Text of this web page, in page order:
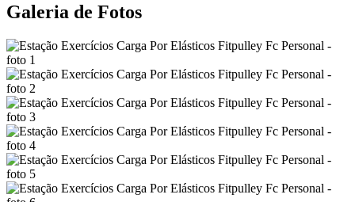
Galeria de Fotos